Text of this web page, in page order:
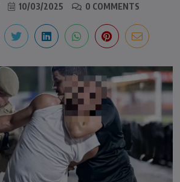
10/03/2025 0 COMMENTS